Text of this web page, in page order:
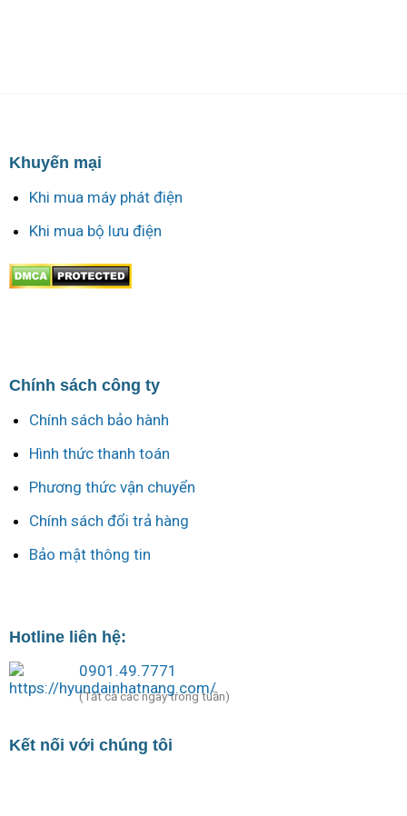
Khuyến mại
Khi mua máy phát điện
Khi mua bộ lưu điện
Chính sách công ty
Chính sách bảo hành
Hình thức thanh toán
Phương thức vận chuyển
Chính sách đổi trả hàng
Bảo mật thông tin
Hotline liên hệ:
0901.49.7771
(Tất cả các ngày trong tuần)
Kết nối với chúng tôi